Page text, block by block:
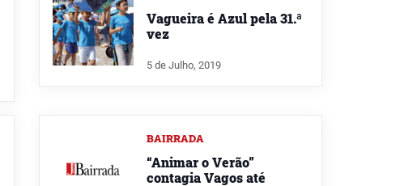
Vagueira é Azul pela 31.ª
vez
5 de Julho, 2019
BAIRRADA
“Animar o Verão”
contagia Vagos até